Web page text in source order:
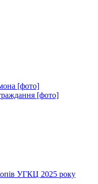
[фото]
[фото]
УГКЦ 2025 року